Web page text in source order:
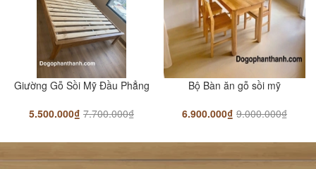
Giường Gỗ Sồi Mỹ Đầu Phẳng
5.500.000₫ 7.700.000₫
Bộ Bàn ăn gỗ sồi mỹ
6.900.000₫ 9.000.000₫